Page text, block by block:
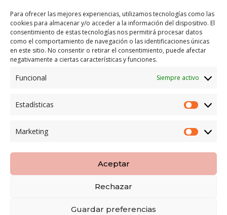
Para ofrecer las mejores experiencias, utilizamos tecnologías como las
cookies para almacenar y/o acceder a la información del dispositivo. El
consentimiento de estas tecnologías nos permitirá procesar datos
como el comportamiento de navegación o las identificaciones únicas
en este sitio. No consentir o retirar el consentimiento, puede afectar
negativamente a ciertas características y funciones.
Funcional Siempre activo
Estadísticas
Marketing
Aceptar
Rechazar
Guardar preferencias
LEGAL
POLÍTICA DE ENVÍO
TERMINOS Y CONDICIONES
Copyright LOBESPAIN | Diseñada por